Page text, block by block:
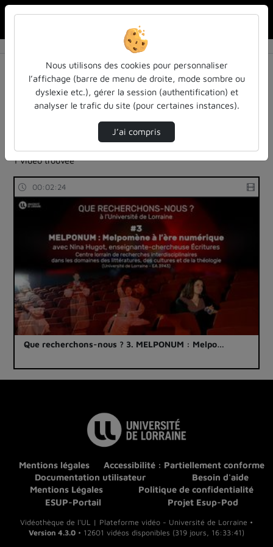
Résultats de la recherche
Filtres actifs (cliquer pour en retirer) :
reportages
sdun-videos-en-ligne
sdun-videos-en-ligne
baroque
sdun-videos-en-ligne
sdun-videos-en-ligne
1 vidéo trouvée
00:02:24
Que recherchons-nous ? 3. MELPONUM : Melpo…
Mentions légales
Accessibilité : Partiellement conforme
Documentation utilisateur
Besoin d'aide
Mentions Légales
Politique de confidentialité
ESUP-Portail
Projet Esup-Pod
Vidéothèque de l'UL | Plateforme vidéo - Université de Lorraine •
Version 4.3.0 • 12601 vidéos disponibles (319 jours, 16:33:41)
Nous utilisons des cookies pour personnaliser
l’affichage (barre de menu de droite, mode sombre ou
dyslexie etc.), gérer la session (authentification) et
analyser le trafic du site (pour certaines instances).
J’ai compris